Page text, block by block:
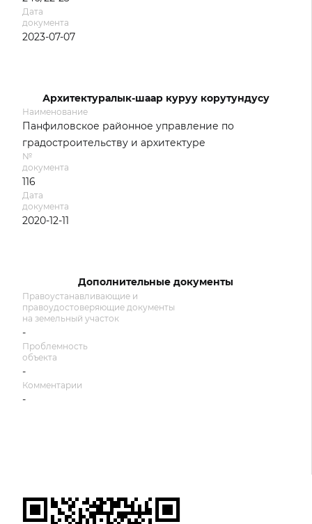
Дата
документа
2023-07-07
Архитектуралык-шаар куруу корутундусу
Наименование
Панфиловское районное управление по
градостроительству и архитектуре
№
документа
116
Дата
документа
2020-12-11
Дополнительные документы
Правоустанавливающие и
правоудостоверяющие документы
на земельный участок
-
Проблемность
объекта
-
Комментарии
-